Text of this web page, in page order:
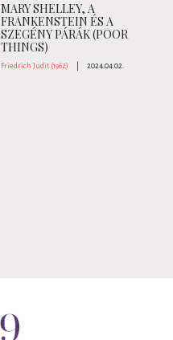
MARY SHELLEY, A
FRANKENSTEIN ÉS A
SZEGÉNY PÁRÁK (POOR
THINGS)
Friedrich Judit (1962) 2024.04.02.